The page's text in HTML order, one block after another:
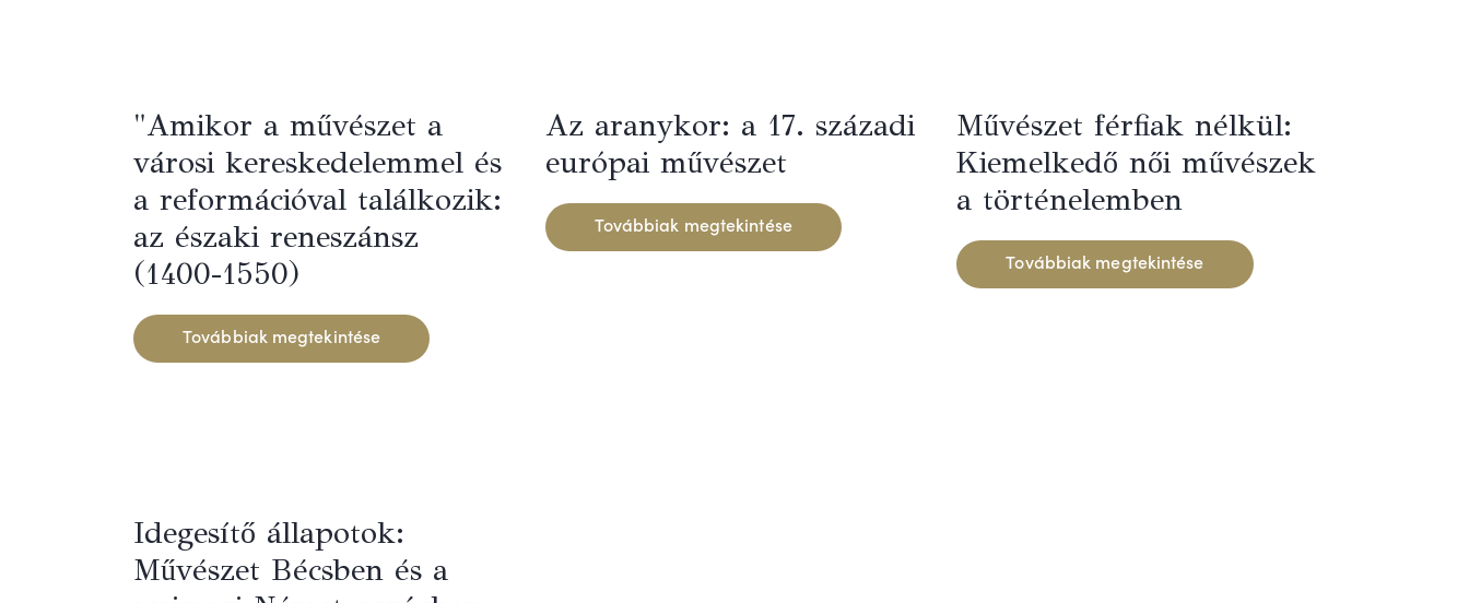
"Amikor a művészet a
városi kereskedelemmel és
a reformációval találkozik:
az északi reneszánsz
(1400-1550)
Továbbiak megtekintése
Az aranykor: a 17. századi
európai művészet
Továbbiak megtekintése
Művészet férfiak nélkül:
Kiemelkedő női művészek
a történelemben
Továbbiak megtekintése
Idegesítő állapotok:
Művészet Bécsben és a